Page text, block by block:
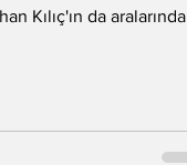
Kılıç'ın da aralarında